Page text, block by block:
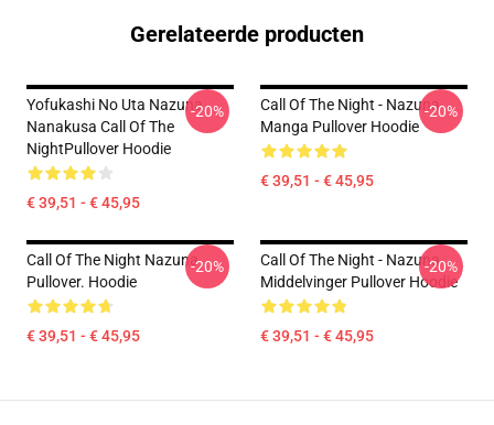
Gerelateerde producten
Yofukashi No Uta Nazuna
Nanakusa Call Of The
NightPullover Hoodie
€ 39,51 - € 45,95
-20%
Call Of The Night - Nazuna
Manga Pullover Hoodie
€ 39,51 - € 45,95
-20%
Call Of The Night Nazuna
Pullover. Hoodie
€ 39,51 - € 45,95
-20%
Call Of The Night - Nazuna
Middelvinger Pullover Hoodie
€ 39,51 - € 45,95
-20%